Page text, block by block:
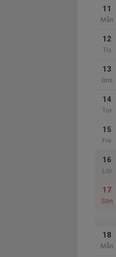
11
Mån
12
Tis
13
Ons
14
Tor
15
Fre
16
Lör
17
Sön
18
Mån